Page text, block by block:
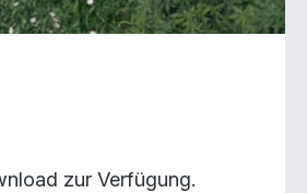
zur Verfügung.